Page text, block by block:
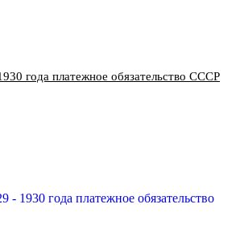
года платежное обязательство СССР